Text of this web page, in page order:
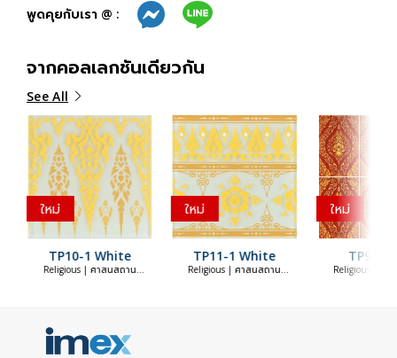
พูดคุยกับเรา @ :
จากคอลเลกชันเดียวกัน
See All
ใหม่
TP10-1 White
Religious | ศาสนสถาน
ใหม่
TP11-1 White
Religious | ศาสนสถาน
ใหม่
TP9-2
Religious | ศา